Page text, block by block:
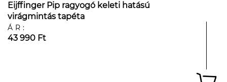
Eijffinger Pip ragyogó keleti hatású
virágmintás tapéta
ÁR:
43 990 Ft